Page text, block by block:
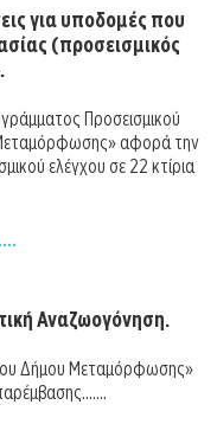
για υποδομές που
(προσεισμικός
Προσεισμικού
αφορά την
ελέγχου σε 22 κτίρια
Αναζωογόνηση.
Δήμου Μεταμόρφωσης»